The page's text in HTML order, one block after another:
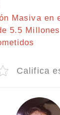
Masiva en
5.5
Califica